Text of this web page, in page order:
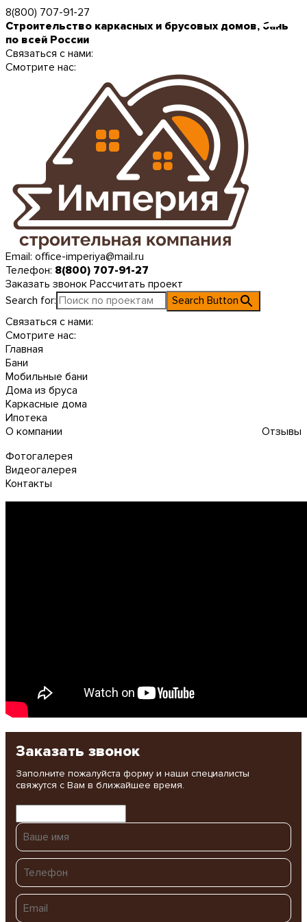
8(800) 707-91-27
Строительство каркасных и брусовых домов, бань
по всей России
Связаться с нами:
Смотрите нас:
Email: office-imperiya@mail.ru
Телефон: 8(800) 707-91-27
Заказать звонок Рассчитать проект
Search for:
Search Button
Связаться с нами:
Смотрите нас:
Главная
Бани
Мобильные бани
Дома из бруса
Каркасные дома
Ипотека
О компании
Отзывы
Фотогалерея
Видеогалерея
Контакты
Заказать звонок
Заполните пожалуйста форму и наши специалисты
свяжутся с Вам в ближайшее время.